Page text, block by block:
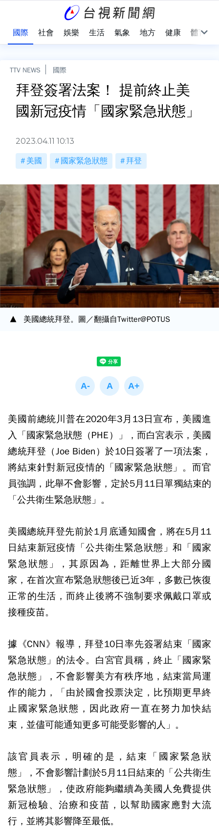
國際 社會 娛樂 生活 氣象 地方 健康 體育
TTV NEWS 國際
拜登簽署法案！ 提前終止美
國新冠疫情「國家緊急狀態」
2023.04.11 10:13
美國 國家緊急狀態 拜登
美國總統拜登。圖／翻攝自Twitter@POTUS
美國前總統川普在2020年3月13日宣布，美國進
入「國家緊急狀態（PHE）」，而白宮表示，美國
總統拜登（Joe Biden）於10日簽署了一項法案，
將結束針對新冠疫情的「國家緊急狀態」。而官
員強調，此舉不會影響，定於5月11日單獨結束的
「公共衛生緊急狀態」。
美國總統拜登先前於1月底通知國會，將在5月11
日結束新冠疫情「公共衛生緊急狀態」和「國家
緊急狀態」，其原因為，距離世界上大部分國
家，在首次宣布緊急狀態後已近3年，多數已恢復
正常的生活，而終止後將不強制要求佩戴口罩或
接種疫苗。
據《CNN》報導，拜登10日率先簽署結束「國家
緊急狀態」的法令。白宮官員稱，終止「國家緊
急狀態」，不會影響美方有秩序地，結束當局運
作的能力，「由於國會投票決定，比預期更早終
止國家緊急狀態，因此政府一直在努力加快結
束，並儘可能通知更多可能受影響的人」。
該官員表示，明確的是，結束「國家緊急狀
態」，不會影響計劃於5月11日結束的「公共衛生
緊急狀態」，使政府能夠繼續為美國人免費提供
新冠檢驗、治療和疫苗，以幫助國家應對大流
行，並將其影響降至最低。